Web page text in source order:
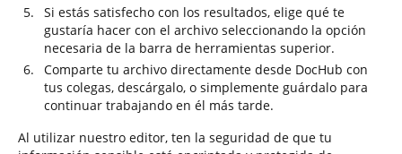
Si estás satisfecho con los resultados, elige qué te
gustaría hacer con el archivo seleccionando la opción
necesaria de la barra de herramientas superior.
Comparte tu archivo directamente desde DocHub con
tus colegas, descárgalo, o simplemente guárdalo para
continuar trabajando en él más tarde.
Al utilizar nuestro editor, ten la seguridad de que tu